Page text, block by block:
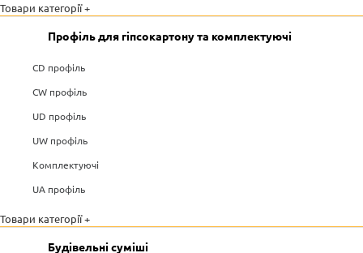
Товари категорії +
Профіль для гіпсокартону та комплектуючі
CD профіль
CW профіль
UD профіль
UW профіль
Комплектуючі
UA профіль
Товари категорії +
Будівельні суміші